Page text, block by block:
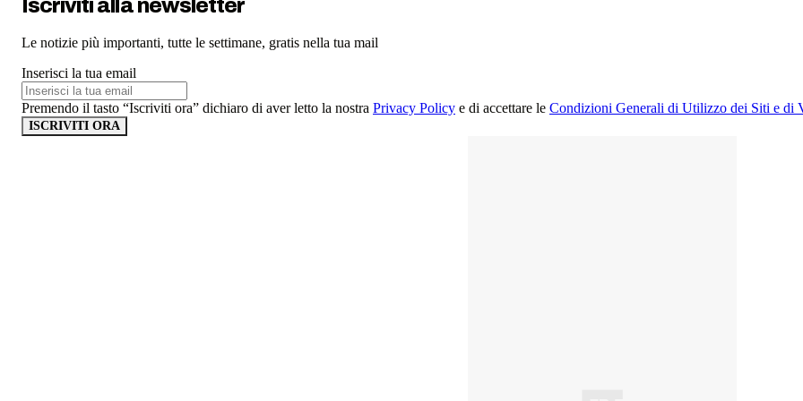
Iscriviti alla newsletter
Le notizie più importanti, tutte le settimane, gratis nella tua mail
Inserisci la tua email
Premendo il tasto “Iscriviti ora” dichiaro di aver letto la nostra Privacy Policy e di accettare le Condizioni Generali di Utilizzo dei Siti e di
ISCRIVITI ORA